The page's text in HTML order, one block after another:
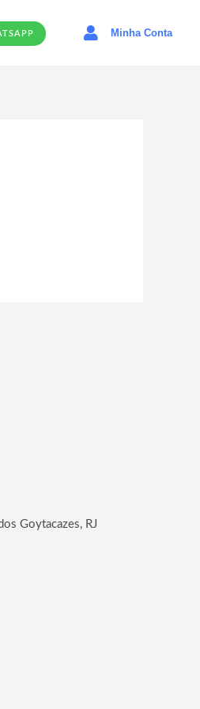
Minha Conta
Goytacazes, RJ